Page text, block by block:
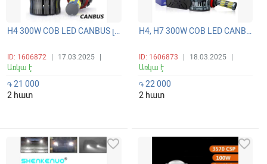
H4 300W COB LED CANBUS լուսարձակի ունիվերսալ գերպայծառ 12 կողմանի 360 բարձր/ցածր (դալնի/բլիժնի) ճառագայթով լամպ 6000K
ID: 1606872 17.03.2025
Առկա է
֏ 21 000
2 հատ
H4, H7 300W COB LED CANBUS լուսարձակի ունիվերսալ գերպայծառ 20 կողմանի 360 բարձր/ցածր (դալնի/բլիժնի) ճառագայթով լամպ 6000K
ID: 1606873 18.03.2025
Առկա է
֏22 000
2 հատ
favorite_border favorite_border